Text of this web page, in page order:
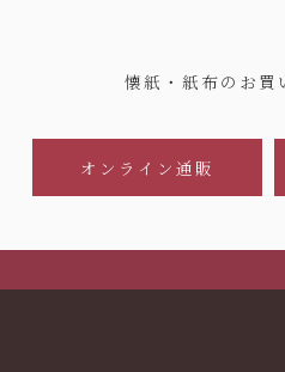
懐紙・紙布のお買
オンライン通販